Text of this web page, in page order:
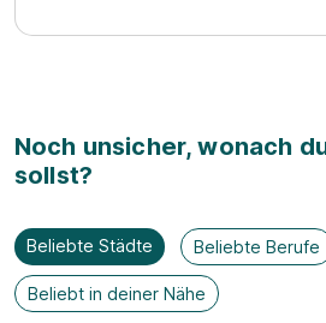
Noch unsicher, wonach
sollst?
Beliebte Städte Beliebte Berufe
Beliebt in deiner Nähe